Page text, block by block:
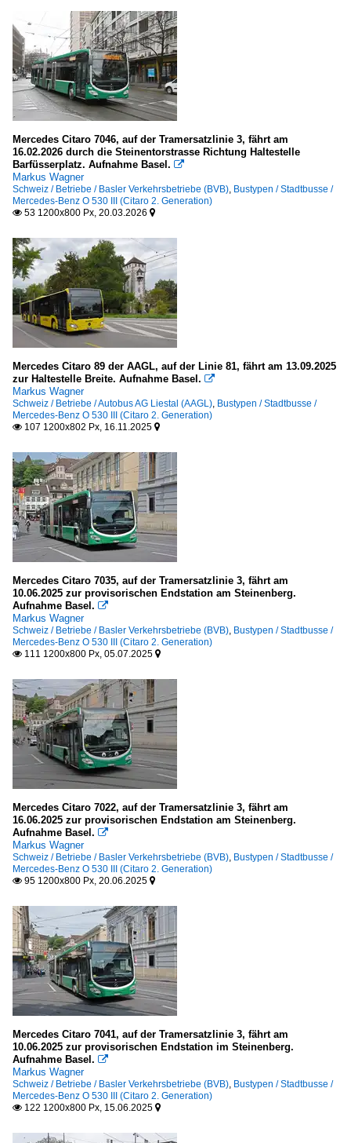
Mercedes Citaro 7046, auf der Tramersatzlinie 3, fährt am
16.02.2026 durch die Steinentorstrasse Richtung Haltestelle
Barfüsserplatz. Aufnahme Basel. 
Markus Wagner
Schweiz / Betriebe / Basler Verkehrsbetriebe (BVB), Bustypen / Stadtbusse /
Mercedes-Benz O 530 III (Citaro 2. Generation)
 53 1200x800 Px, 20.03.2026 
Mercedes Citaro 89 der AAGL, auf der Linie 81, fährt am 13.09.2025
zur Haltestelle Breite. Aufnahme Basel. 
Markus Wagner
Schweiz / Betriebe / Autobus AG Liestal (AAGL), Bustypen / Stadtbusse /
Mercedes-Benz O 530 III (Citaro 2. Generation)
 107 1200x802 Px, 16.11.2025 
Mercedes Citaro 7035, auf der Tramersatzlinie 3, fährt am
10.06.2025 zur provisorischen Endstation am Steinenberg.
Aufnahme Basel. 
Markus Wagner
Schweiz / Betriebe / Basler Verkehrsbetriebe (BVB), Bustypen / Stadtbusse /
Mercedes-Benz O 530 III (Citaro 2. Generation)
 111 1200x800 Px, 05.07.2025 
Mercedes Citaro 7022, auf der Tramersatzlinie 3, fährt am
16.06.2025 zur provisorischen Endstation am Steinenberg.
Aufnahme Basel. 
Markus Wagner
Schweiz / Betriebe / Basler Verkehrsbetriebe (BVB), Bustypen / Stadtbusse /
Mercedes-Benz O 530 III (Citaro 2. Generation)
 95 1200x800 Px, 20.06.2025 
Mercedes Citaro 7041, auf der Tramersatzlinie 3, fährt am
10.06.2025 zur provisorischen Endstation im Steinenberg.
Aufnahme Basel. 
Markus Wagner
Schweiz / Betriebe / Basler Verkehrsbetriebe (BVB), Bustypen / Stadtbusse /
Mercedes-Benz O 530 III (Citaro 2. Generation)
 122 1200x800 Px, 15.06.2025 